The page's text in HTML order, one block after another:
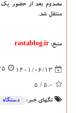
مصدوم بعد از حضور
منتقل شد.
منبع: rastablog.ir
1401/06/13
5.0
/ 5
تگهای خبر: دستگاه